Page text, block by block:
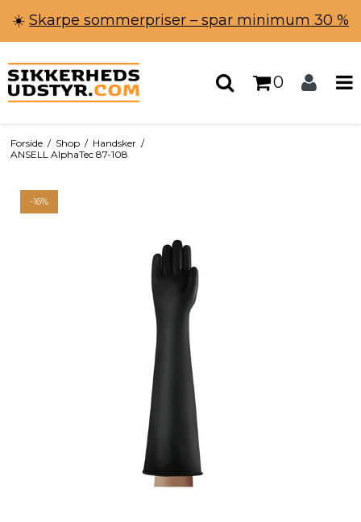
☀️ Skarpe sommerpriser – spar minimum 30 %
0
Forside / Shop / Handsker /
ANSELL AlphaTec 87-108
-16%